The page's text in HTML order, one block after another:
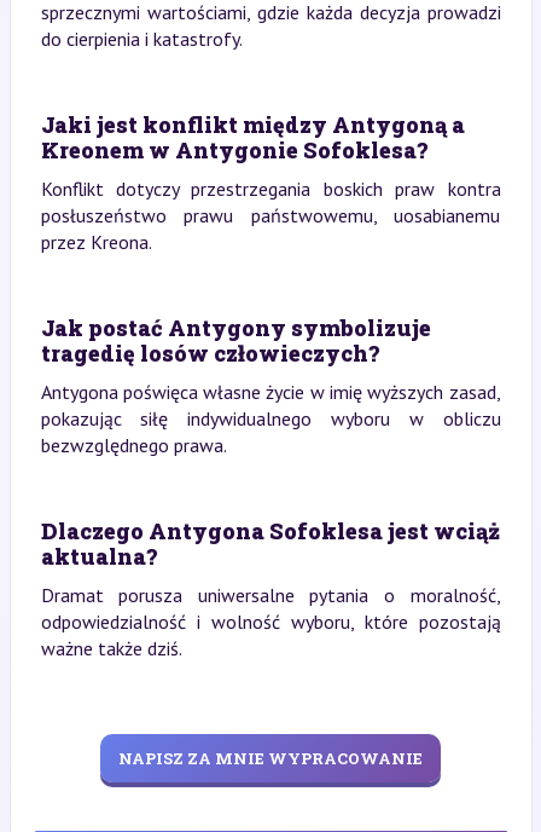
sprzecznymi wartościami, gdzie każda decyzja prowadzi
do cierpienia i katastrofy.
Jaki jest konflikt między Antygoną a
Kreonem w Antygonie Sofoklesa?
Konflikt dotyczy przestrzegania boskich praw kontra
posłuszeństwo prawu państwowemu, uosabianemu
przez Kreona.
Jak postać Antygony symbolizuje
tragedię losów człowieczych?
Antygona poświęca własne życie w imię wyższych zasad,
pokazując siłę indywidualnego wyboru w obliczu
bezwzględnego prawa.
Dlaczego Antygona Sofoklesa jest wciąż
aktualna?
Dramat porusza uniwersalne pytania o moralność,
odpowiedzialność i wolność wyboru, które pozostają
ważne także dziś.
NAPISZ ZA MNIE WYPRACOWANIE